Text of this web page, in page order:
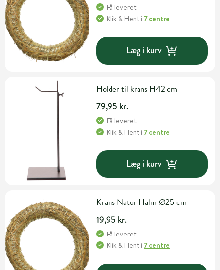
Få leveret
Klik & Hent i 7 centre
Læg i kurv
Holder til krans H42 cm
79,95 kr.
Få leveret
Klik & Hent i 7 centre
Læg i kurv
Krans Natur Halm Ø25 cm
19,95 kr.
Få leveret
Klik & Hent i 7 centre